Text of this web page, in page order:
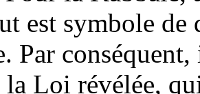
est symbole de
Par conséquent,
Loi révélée,